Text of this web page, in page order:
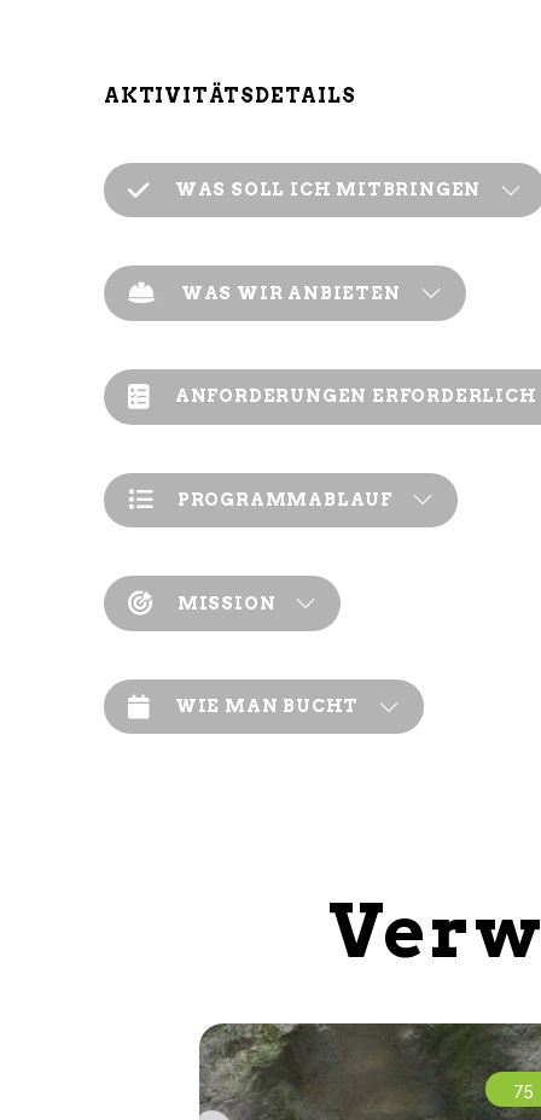
AKTIVITÄTSDETAILS
WAS SOLL ICH MITBRINGEN
WAS WIR ANBIETEN
ANFORDERUNGEN ERFORDERLICH
PROGRAMMABLAUF
MISSION
WIE MAN BUCHT